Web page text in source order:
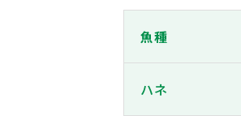
魚種
ハネ